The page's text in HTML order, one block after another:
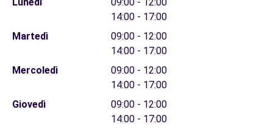
14:00 - 17:00
Martedì
09:00 - 12:00
14:00 - 17:00
Mercoledì
09:00 - 12:00
14:00 - 17:00
Giovedì
09:00 - 12:00
14:00 - 17:00